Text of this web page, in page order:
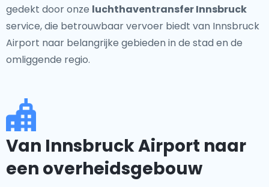
gedekt door onze luchthaventransfer Innsbruck
service, die betrouwbaar vervoer biedt van Innsbruck
Airport naar belangrijke gebieden in de stad en de
omliggende regio.
Van Innsbruck Airport naar
een overheidsgebouw